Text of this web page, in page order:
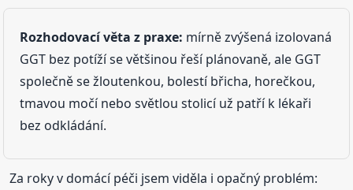
Rozhodovací věta z praxe: mírně zvýšená izolovaná
GGT bez potíží se většinou řeší plánovaně, ale GGT
společně se žloutenkou, bolestí břicha, horečkou,
tmavou močí nebo světlou stolicí už patří k lékaři
bez odkládání.
Za roky v domácí péči jsem viděla i opačný problém: